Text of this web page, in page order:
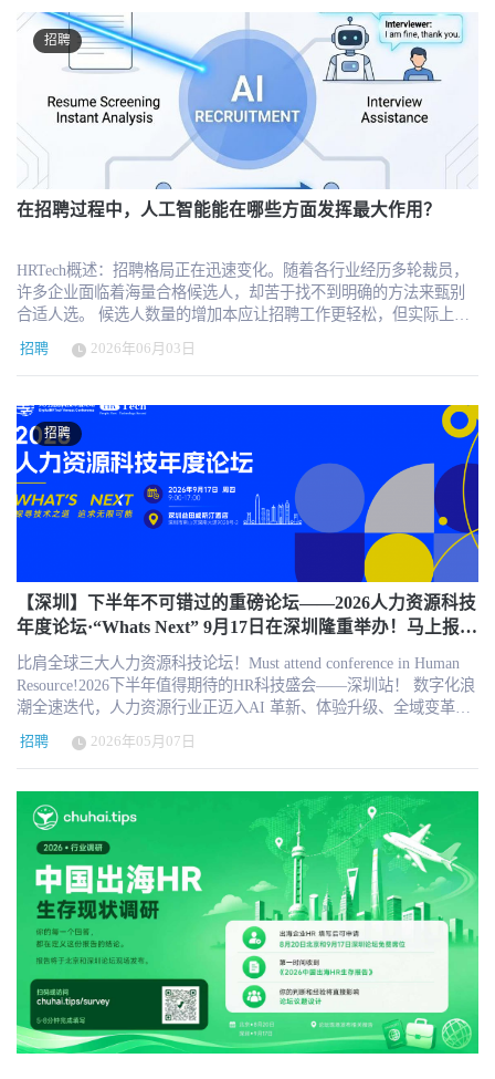
方式。更有效的方法，是先从企业真实存在的问题出发：哪些工作
重复发生，哪些流程占用大量时间，哪些任务容易遗漏，哪些信息
经常被重复查询，以及哪些结果能够被量化。 对于仍然主要依赖人
工处理事务的HR团队，可以先从职位描述、日常沟通、文件摘要和
培训内容生成等低门槛场景开始。 对于已经广泛使用生成式AI，但
使用方式仍然零散的团队，下一步应当把AI固定嵌入招聘、员工服
务或学习流程，建立模板、权限、审核和结果记录。 对于已经完成
多个AI试点的团队，则需要进一步考虑系统连接、数据治理、跨流
程编排和组织级AI能力建设。 HRTech推出的HR AI Forward成熟度
框架与能力评测，将HR的AI发展划分为L0事务型HR、L1工具型
队判断自己目前处于什么位置，以及下一步应该从工具使用、流程
接入、能力沉淀还是系统建设入手。 138个应用场景解决的是“AI可
以做什么”，成熟度评测解决的则是“企业现在适合做什么”。两者结
复杂项目。 为什么招聘成为HR AI的第一增长入口 招聘之所以率先
实现规模化，并不只是因为招聘科技公司更早采用AI，而是因为招
候选人沟通和面试记录，大多以文本或结构化数据形式存在。职位
发布、简历筛选、面试安排和候选人跟进又属于高频、重复的流
程。同时，多数AI输出可以由招聘人员复核，即使出现问题，也有
机会在最终录用决定前纠正。 这使招聘AI能够较快证明三类价值：
减少行政操作时间、提高候选人处理速度，以及扩大招聘人员能够
一个能够生成优秀职位描述的工具，如果不能同步岗位模板、审批
流程、招聘渠道和候选人数据，最终仍然只是一个低频写作工具。
真正具有增长能力的招聘产品，需要把“生成职位描述”连接到职位审
批、广告发布、人才搜寻、候选人匹配、面试安排、面试记录和录
用分析，让AI从内容生成进入完整招聘流程。 HR AI产品正在从内
容生成走向工作流执行 从20个高频应用中，可以看到HR AI产品正
在经历三个阶段。 第一阶段是内容生成。AI帮助HR起草职位描述、
面试问题、绩效评语、员工邮件和培训材料。这类功能部署速度
快、学习门槛低，也是企业最容易接受的起点。 第二阶段是流程协
助。AI开始处理面试排期、文件提醒、简历解析、知识检索、候选
人去重和会议总结。此时，产品价值不再只体现在生成质量，而是
体现在能否减少操作步骤、缩短处理周期并降低流程遗漏。 第三阶
段是智能编排。AI根据岗位需求推荐候选人，根据员工情况推荐学
习内容，根据内部知识回答问题，并在HR系统中推动后续操作。产
品开始从“回答用户的问题”转向“理解上下文并协助完成任务”。 对
准备采购HR AI产品的企业来说，市场上并不缺少AI功能，真正困难
的是判断不同产品属于哪个场景、能够解决什么问题、需要连接哪
些系统，以及是否已经有同类客户验证。 企业可以通过HR科技云图
MapofHRTech查看招聘、人才管理、学习发展、员工体验、薪酬福利
和HR数字化等不同类别的产品与服务机构，也可以下载2026 HR科
技云图，作为企业开展供应商初步研究和产品选型的入口。HR科技
云图同时提供动态产品目录和月度品牌榜单，帮助企业持续观察市
场变化。 产品增长的核心，是占据一项高频工作 对于HR科技供应
加 70% 的投标量，这意味着他们能够应对总承包商抛来的所有任
务。 背景 Ted Baumgardner曾是一名海军陆战队情报军官，后来转行
成为玻璃安装估价师，他本人也曾深陷这一困境。随后，他开始运
用在海军陆战队学到的结构化分析技术来整理招标邀请函，从而更
快地掌握项目详情，并将更多时间用于与客户建立关系并赢得业
务。这为他节省了大量时间，于是他将这一经验转化为面向其他玻
璃安装承包商的平台。经过与多家行业合作伙伴为期两年的试点，
Guthrie AI 现已面向更广泛的市场开放。 “我们并不是在制造自动驾
驶汽车。至少目前还不是。方向盘后方依然坐着一个人——一位真
正的‘VBA’（玻璃工程估算师），他懂得如何按照你的需求进行工程
样的人才、培训他们，并与他们进行日常协作。优步（Uber）从未
制造过汽车，他们打造的是一款能轻松找到司机的应用程序。这就
是我们为玻璃安装承包商所做的事，”Guthrie AI创始人兼总裁Ted
Baumgardner表示。 本轮融资 本轮融资将用于扩充工程团队，并持
续推进Guthrie AI“虚拟投标助手”项目的增长。该项目已为全美52家
投（Chicago Ventures）的普通合伙人罗布·切斯尼深知行业专业知识
的重要性：“在建筑科技领域，最难找到的是一位真正亲身经历过这
些问题的创始人。泰德在加入海军陆战队担任情报军官之前，就在
家族的玻璃企业中成长，从事过工程量计算工作。他对这一行业了
如指掌，并且拥有坚韧不拔、锐意进取的精神。如果有人具备构建
复杂自动化系统所需的能力——这些系统旨在支持玻璃安装工乃至
由联合创始人 Tuneer De 领导的 Guthrie AI 是一家建筑科技公司，专
门为玻璃幕墙（玻璃和窗户安装）行业提供“虚拟投标助手”
（VBA）。 主要功能包括： 自动化 RFP 和投标准备：该平台招
募、培训并部署专业的虚拟投标助手，以处理提交建筑投标时耗时
的行政准备工作。 整理项目数据：通过整理招标书（RFP）信息、
管理信息请求（RFI）以及格式化投标书，帮助玻璃安装承包商更快
地掌握项目情况。 深度软件集成：Guthrie AI 与估算师常用的核心
接，确保信息自动转换为客户所需的精确格式。 提升估算师效率：
通过接管格式设置、数据传输和报价跟进工作，该系统将投标周转
时间从数周缩短至数天，使企业无需增聘内部员工即可参与多达
70% 的额外项目投标。
使用越深入，边际价值通常越高；但 AI 软件正在引入另一套逻辑：
模型调用、token 消耗、上下文长度、agent 执行和超量计费。对 HR
来说，这不是单纯的技术账单，而是一个会同时影响预算、人效、
权限、公平性和组织治理的新管理议题。AI 账单正在成为新的人效
报表，但企业必须警惕，它也可能变成新的员工审判书。 HR AI 采
购正在从“买软件”变成“买持续消耗的算力账单” 过去 SaaS 的逻辑是
“用得越多越划算”。企业购买系统以后，更多员工登录、更多流程上
线、更多数据沉淀，通常意味着软件价值被放大。但 AI 软件的成本
逻辑不完全一样。AI 功能背后涉及模型调用、token 消耗、数据处
理、上下文窗口、agent 执行和算力成本，使用越多，账单可能越
“买的时候像 SaaS，结账的时候像云账单”的情况。 这对 HR 部门尤
其重要。HR 过去并不是最擅长看懂云成本和技术账单的部门，但未
来 HR AI 的成本结构会越来越接近云服务。一个看起来很简单的 AI
助手，背后可能区分基础模型、高级模型、按次调用、按 token 计
上失控。 AI 让“普通员工 ROI”第一次变得更容易被观察 过去我们讨
论人效，经常遇到一个难题：普通员工的 ROI 很难衡量。销售可以
看 revenue，客服可以看 ticket，工程可以看 pull request、bug fix 和
release cycle，但大量 HR、运营、市场、财务、法务、行政和分析岗
位的价值并不总是直接体现在收入或产量上。他们的贡献往往是降
低风险、减少错误、提升协同、缩短沟通、改善体验、提前预警。
这些价值真实存在，却很难被清晰记录、比较和复盘。 AI 的出现让
这个问题开始发生变化。AI 使用天然会留下数据痕迹：谁在使用、
用了什么模型、消耗多少 token、调用多少次、用于什么任务、生成
内容是否被采纳、是否进入后续工作流、是否减少返工、是否提高
质量、是否缩短交付周期。过去隐藏在员工日常工作中的过程性劳
动，第一次可能被系统化捕捉。换句话说，AI 不只是提高效率的工
具，它也让效率提升这件事本身变得更可观察。 这意味着，未来
HR 对人效的关注在 AI 时代确实可能更容易衡量。你花掉的 token，
是否真的转化成了更高质量的产出、更快的交付和可复盘的 ROI？
AI 账单正在把过去模糊的人效问题，变成一张可以被追踪、过程可
本身不是 ROI。一个员工消耗了很多 token，不代表他效率高；一个
员工消耗很少 token，也不代表他没有价值。真正要看的，是 token
是否嵌入了正确的业务场景，是否改善了任务结果，是否减少了低
价值劳动，是否提升了组织整体产出。 比如，一个 HR 团队使用 AI
生成员工政策问答、候选人沟通模板、绩效校准摘要和薪酬分析初
稿，如果这些内容被经理采纳，减少了重复沟通，提高了响应速
度，降低了政策解释错误，那么 AI 支出就是有效投入。市场团队用
AI 做内容草稿、竞品分析和客户分层，如果最终提高了内容产出效
率和转化质量，也可以形成可解释的 ROI。工程团队用 AI 辅助代码
生成和问题排查，如果代码 review 通过率提升、bug 减少、release
cycle 缩短，那么 token 成本可以被视为生产力投资。 反过来，如果
某个员工 AI 使用量很高，但输出质量低、返工率高、同事审核负担
招聘
在招聘过程中，人工智能能在哪些方面发挥最大作用？
HRTech概述：招聘格局正在迅速变化。随着各行业经历多轮裁员，
许多企业面临着海量合格候选人，却苦于找不到明确的方法来甄别
合适人选。 候选人数量的增加本应让招聘工作更轻松，但实际上却
往往适得其反。优秀的候选人既可能脱颖而出，也可能被遗漏。 为
解决这一问题，招聘经理们开始借助技术手段。仅在过去一年，招
聘领域的人工智能应用率就从26%跃升至53%。 但采用率并不等同
于实际成效。超过三分之一的组织仍完全避免在招聘中使用人工智
能。即便采用，大多数也仅将其应用于筛选简历、撰写职位描述或
面试问题等简单任务。 这些任务虽能加快流程，却未必能提升招聘
质量。它们并未解决大多数企业面临的核心挑战：如何持续识别合
适人选并做出高质量的招聘决策。 那么，AI在招聘中究竟能在哪
些方面发挥最大作用？ 1、人工智能能够识别技能，而非仅仅依赖关
去。实际上，问题只是换了种形式。看似人才济济，实则暗藏筛选
难题。 招聘经理突然拥有了更多选择，却缺乏更好的评估框架。缺
乏这一框架，决策质量便会下降。优秀的候选人被埋没，而那些“面
试表现出色”的人却在缺乏明确证据证明其工作表现的情况下顺利晋
那些虽走过非传统路径，却满足岗位核心要求的候选人。企业可以
训练人工智能模型，使其识别不同背景下的成功模式。回想2020
年，许多教师离开教育行业，转而投身销售、软件和培训服务等新
领域。他们具备胜任这些岗位的技能，但在纸面筛选中，可能因缺
仅关注给第一印象最深刻的候选人。 2、人工智能能够实时识别偏见
模式 担心人工智能会引入新的偏见形式，这种担忧是有道理的。设
计不佳且基于有缺陷数据训练的系统，必然会产生有缺陷的结果。
但人们往往忽略的是，人类的决策本身就存在严重的偏见，而且这
种偏见远不如人工智能那样容易量化。 基于人工智能的面试分析工
具，为实时揭示偏见模式提供了契机。例如，企业无需依赖事后统
计的多样性指标，而是可以利用人工智能实时分析面试中的行为表
现。面试官是否总是打断某些候选人的发言？面对相似的回答，他
们是否会根据回答者的身份给出不同的评分？招聘经理是否更看重
熟悉感而非能力？ 这些决策很少是出于有意识的判断。但它们确实
构成了一种模式，而人工智能恰恰擅长揭示这些模式。以此方式运
用，人工智能并非取代人类的判断，而是像一面镜子般将其映照出
招聘 2026年06月03日
招聘
【深圳】下半年不可错过的重磅论坛——2026人力资源科技
年度论坛·“Whats Next” 9月17日在深圳隆重举办！马上报名
预约席位！
比肩全球三大人力资源科技论坛！Must attend conference in Human
Resource!2026下半年值得期待的HR科技盛会——深圳站！ 数字化浪
潮全速迭代，人力资源行业正迈入AI 革新、体验升级、全域变革的
全新周期。当人力数字化成为企业刚需，当生成式 AI 重构职场模
式，当全球化人才管理迎来全新挑战，身处行业中的你，亟需一场
高规格行业盛会，洞察趋势、破解难题、链接资源！ ​ 2026 人力资源
科技年度论坛・「What’s Next」深圳站，9 月 17 日重磅落地！诚邀
企业 HR 管理者、行业精英齐聚深圳，共赴华南人力资源科技年度
巅峰盛会，解锁人力数字化全新未来！ 活动信息 📅 时间：9 月 17
日（周四） 09:00-17:00 📍 地点：深圳益田威斯汀酒店三楼（深圳市
南山区深南大道 9028 号 - 2） 👥 参会人群：企业 HR 高管 / 人力负
责人、HRIT/HRSSC 专员、各模块 HR 骨干、企业管理者等 🎫 专属
福利：企业内部 HR 免费报名（需官方审核）：
http://hrnext.cn/Gxy3C ⚠️ 人力资源服务商、咨询机构等非企业内部
HR 掌舵人、行业领袖、科技大咖，聚焦当下人力资源核心痛点与前
沿方向，围绕AI 赋能人力、员工体验升级、招聘科技、数字化落
地、企业出海、全域人才管理等热门议题，拆解实战案例、分享前
招聘 2026年05月07日